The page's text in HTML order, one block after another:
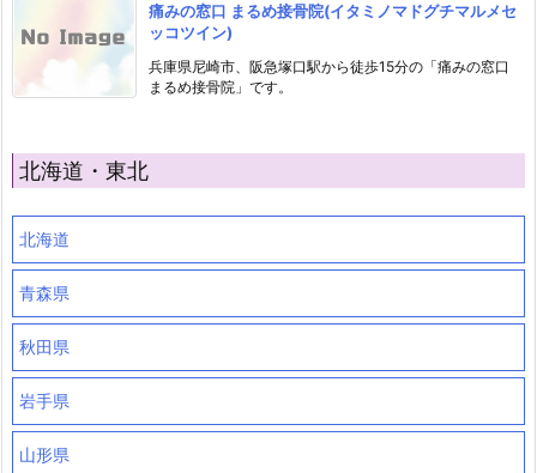
痛みの窓口 まるめ接骨院(イタミノマドグチマルメセ
ッコツイン)
兵庫県尼崎市、阪急塚口駅から徒歩15分の「痛みの窓口
まるめ接骨院」です。
北海道・東北
北海道
青森県
秋田県
岩手県
山形県